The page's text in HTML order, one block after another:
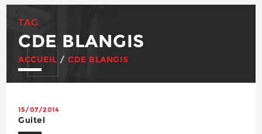
TAG
CDE BLANGIS
ACCUEIL /CDE BLANGIS
15/07/2014
Guitel